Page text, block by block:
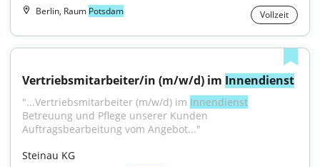
Berlin, Raum Potsdam Vollzeit
Vertriebsmitarbeiter/in (m/w/d) im Innendienst
"...Vertriebsmitarbeiter (m/w/d) im Innendienst
Betreuung und Pflege unserer Kunden
Auftragsbearbeitung vom Angebot..."
Steinau KG